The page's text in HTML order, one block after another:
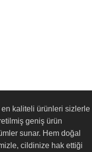
en kaliteli ürünleri sizlerle
geniş ürün
sunar. Hem doğal
cildinize hak ettiği